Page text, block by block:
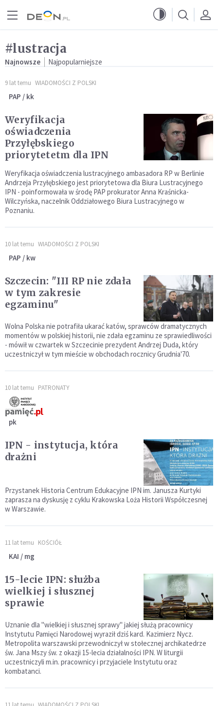
#lustracja
Najnowsze Najpopularniejsze
9 lat temu WIADOMOŚCI Z POLSKI
PAP / kk
Weryfikacja
oświadczenia
Przyłębskiego
priorytetetm dla IPN
Weryfikacja oświadczenia lustracyjnego ambasadora RP w Berlinie
Andrzeja Przyłębskiego jest priorytetowa dla Biura Lustracyjnego
IPN - poinformowała w środę PAP prokurator Anna Kraśnicka-
Wilczyńska, naczelnik Oddziałowego Biura Lustracyjnego w
Poznaniu.
10 lat temu WIADOMOŚCI Z POLSKI
PAP / kw
Szczecin: "III RP nie zdała
w tym zakresie
egzaminu"
Wolna Polska nie potrafiła ukarać katów, sprawców dramatycznych
momentów w polskiej historii, nie zdała egzaminu ze sprawiedliwości
- mówił w czwartek w Szczecinie prezydent Andrzej Duda, który
uczestniczył w tym mieście w obchodach rocznicy Grudnia'70.
10 lat temu PATRONATY
pk
IPN - instytucja, która
drażni
Przystanek Historia Centrum Edukacyjne IPN im. Janusza Kurtyki
zaprasza na dyskusję z cyklu Krakowska Loża Historii Współczesnej
w Warszawie.
11 lat temu KOŚCIÓŁ
KAI / mg
15-lecie IPN: służba
wielkiej i słusznej
sprawie
Uznanie dla "wielkiej i słusznej sprawy" jakiej służą pracownicy
Instytutu Pamięci Narodowej wyraził dziś kard. Kazimierz Nycz.
Metropolita warszawski przewodniczył w stołecznej archikatedrze
św. Jana Mszy św. z okazji 15-lecia działalności IPN. W liturgii
uczestniczyli m.in. pracownicy i przyjaciele Instytutu oraz
kombatanci.